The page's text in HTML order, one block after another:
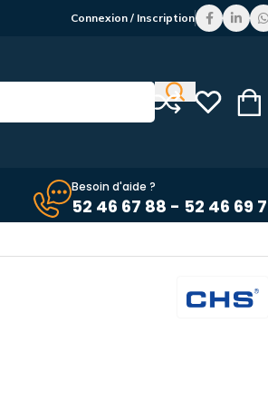
Connexion / Inscription
Besoin d'aide ?
52 46 67 88 - 52 46 69